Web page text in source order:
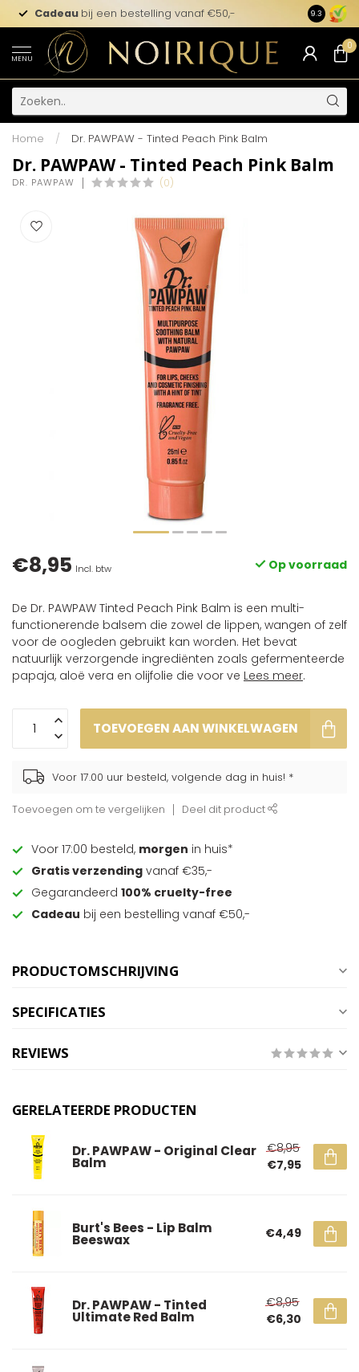
Cadeau bij een bestelling vanaf €50,- 9.3
MENU
0
Home / Dr. PAWPAW - Tinted Peach Pink Balm
Dr. PAWPAW - Tinted Peach Pink Balm
DR. PAWPAW (0)
€8,95 Incl. btw Op voorraad
De Dr. PAWPAW Tinted Peach Pink Balm is een multi-
functionerende balsem die zowel de lippen, wangen of zelf
voor de oogleden gebruikt kan worden. Het bevat
natuurlijk verzorgende ingrediënten zoals gefermenteerde
papaja, aloë vera en olijfolie die voor ve Lees meer.
TOEVOEGEN AAN WINKELWAGEN
Voor 17.00 uur besteld, volgende dag in huis! *
Toevoegen om te vergelijken Deel dit product
Voor 17:00 besteld, morgen in huis*
Gratis verzending vanaf €35,-
Gegarandeerd 100% cruelty-free
Cadeau bij een bestelling vanaf €50,-
PRODUCTOMSCHRIJVING
SPECIFICATIES
REVIEWS
GERELATEERDE PRODUCTEN
Dr. PAWPAW - Original Clear
Balm
€8,95
€7,95
Burt's Bees - Lip Balm
Beeswax €4,49
Dr. PAWPAW - Tinted
Ultimate Red Balm
€8,95
€6,30